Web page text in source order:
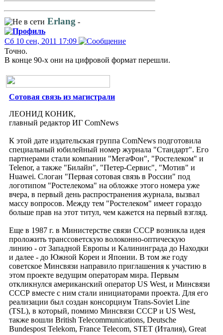
Erlang -
Сб 10 сен, 2011 17:09
Точно.
В конце 90-х они на цифровой формат перешли.
Сотовая связь из магистрали
ЛЕОНИД КОНИК,
главный редактор ИГ ComNews
К этой дате издательская группа ComNews подготовила
специальный юбилейный номер журнала "Стандарт". Его
партнерами стали компании "МегаФон", "Ростелеком" и
Telenor, а также "Билайн", "Петер-Сервис", "Мотив" и
Huawei. Слоган "Первая сотовая связь в России" под
логотипом "Ростелекома" на обложке этого номера уже
вчера, в первый день распространения журнала, вызвал
массу вопросов. Между тем "Ростелеком" имеет гораздо
больше прав на этот титул, чем кажется на первый взгляд.
Еще в 1987 г. в Министерстве связи СССР возникла идея
проложить транссоветскую волоконно-оптическую
линию - от Западной Европы и Калининграда до Находки
и далее - до Южной Кореи и Японии. В том же году
советское Минсвязи направило приглашения к участию в
этом проекте ведущим операторам мира. Первым
откликнулся американский оператор US West, и Минсвязи
СССР вместе с ним стали инициаторами проекта. Для его
реализации был создан консорциум Trans-Soviet Line
(TSL), в который, помимо Минсвязи СССР и US West,
также вошли British Telecommunications, Deutsche
Bundespost Telekom, France Telecom, STET (Италия), Great